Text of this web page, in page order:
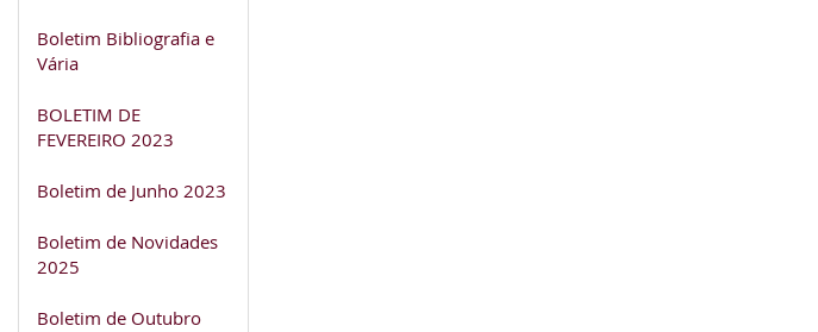
Boletim Bibliografia e
Vária
BOLETIM DE
FEVEREIRO 2023
Boletim de Junho 2023
Boletim de Novidades
2025
Boletim de Outubro